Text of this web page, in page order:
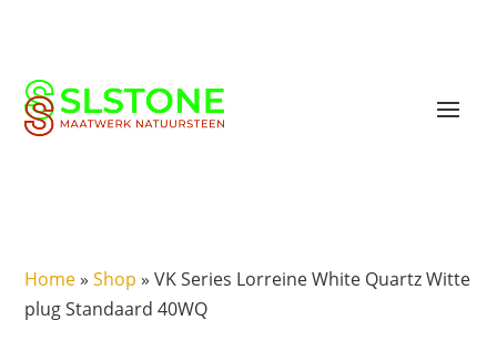
Home»Shop »VK Series Lorreine White Quartz Witte
plug Standaard 40WQ